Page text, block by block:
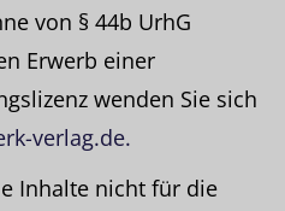
von § 44b UrhG
Erwerb einer
wenden Sie sich
verlag.de.
Inhalte nicht für die